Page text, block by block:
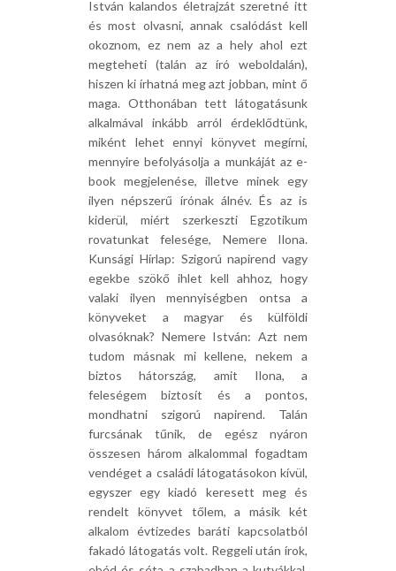
István kalandos életrajzát szeretné itt
és most olvasni, annak csalódást kell
okoznom, ez nem az a hely ahol ezt
megteheti (talán az író weboldalán),
hiszen ki írhatná meg azt jobban, mint ő
maga. Otthonában tett látogatásunk
alkalmával inkább arról érdeklődtünk,
miként lehet ennyi könyvet megírni,
mennyire befolyásolja a munkáját az e-
book megjelenése, illetve minek egy
ilyen népszerű írónak álnév. És az is
kiderül, miért szerkeszti Egzotikum
rovatunkat felesége, Nemere Ilona.
Kunsági Hírlap: Szigorú napirend vagy
egekbe szökő ihlet kell ahhoz, hogy
valaki ilyen mennyiségben ontsa a
könyveket a magyar és külföldi
olvasóknak? Nemere István: Azt nem
tudom másnak mi kellene, nekem a
biztos hátország, amit Ilona, a
feleségem biztosít és a pontos,
mondhatni szigorú napirend. Talán
furcsának tűnik, de egész nyáron
összesen három alkalommal fogadtam
vendéget a családi látogatásokon kívül,
egyszer egy kiadó keresett meg és
rendelt könyvet tőlem, a másik két
alkalom évtizedes baráti kapcsolatból
fakadó látogatás volt. Reggeli után írok,